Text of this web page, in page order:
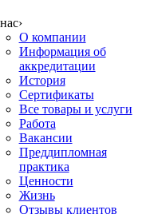
›
О компании
Информация об
аккредитации
История
Сертификаты
Все товары и услуги
Работа
Вакансии
Преддипломная
практика
Ценности
Жизнь
Отзывы клиентов